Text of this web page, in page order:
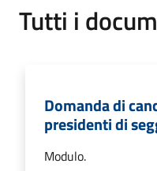
Tutti i
Domanda di
presidenti di
Modulo.